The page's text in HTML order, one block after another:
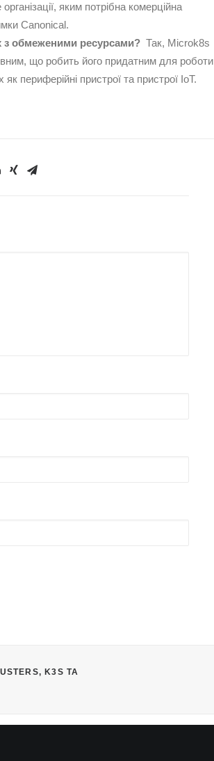
яким потрібна комерційна
Canonical.
з обмеженими ресурсами?Так, Microk8s
що робить його придатним для роботи
периферійні пристрої та пристрої IoT.
K3S ТА